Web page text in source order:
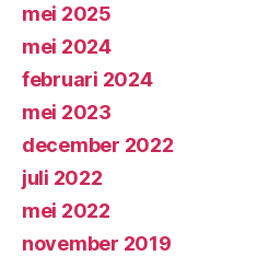
mei 2025
mei 2024
februari 2024
mei 2023
december 2022
juli 2022
mei 2022
november 2019